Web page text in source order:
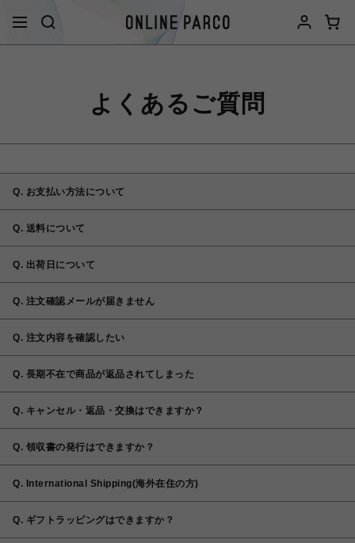
よくあるご質問
Q. お支払い方法について
Q. 送料について
Q. 出荷日について
Q. 注文確認メールが届きません
Q. 注文内容を確認したい
Q. 長期不在で商品が返品されてしまった
Q. キャンセル・返品・交換はできますか？
Q. 領収書の発行はできますか？
Q. International Shipping(海外在住の方)
Q. ギフトラッピングはできますか？